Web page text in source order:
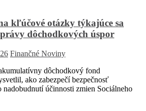
kľúčové otázky týkajúce sa
dôchodkových úspor
Finančné Noviny
dôchodkový fond
ako zabezpečí bezpečnosť
účinnosti zmien Sociálneho